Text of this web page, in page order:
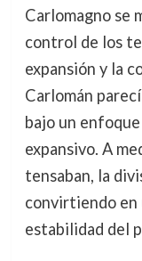
Carlomagno se
control de los
expansión y la
Carlomán
bajo un
expansivo. A
tensaban, la
convirtiendo en
estabilidad del